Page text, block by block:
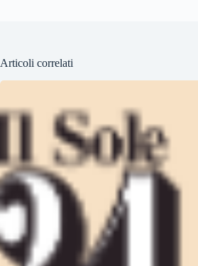
Articoli correlati